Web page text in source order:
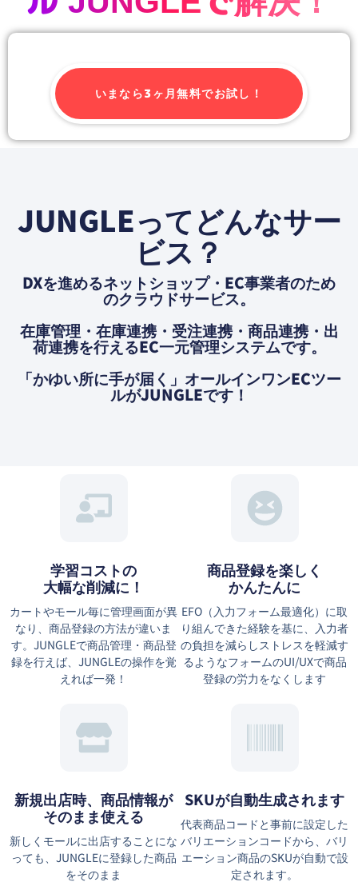
いまなら3ヶ月無料でお試し！
JUNGLEってどんなサー
ビス？
DXを進めるネットショップ・EC事業者のため
のクラウドサービス。
在庫管理・在庫連携・受注連携・商品連携・出
荷連携を⾏えるEC⼀元管理システムです。
「かゆい所に⼿が届く」オールインワンECツー
ルがJUNGLEです！
学習コストの
大幅な削減に！
カートやモール毎に管理画面が異
なり、商品登録の方法が違いま
す。JUNGLEで商品管理・商品登
録を行えば、JUNGLEの操作を覚
えれば一発！
商品登録を楽しく
かんたんに
EFO（⼊⼒フォーム最適化）に取
り組んできた経験を基に、⼊⼒者
の負担を減らしストレスを軽減す
るようなフォームのUI/UXで商品
登録の労力をなくします
新規出店時、商品情報が
そのまま使える
新しくモールに出店することにな
っても、JUNGLEに登録した商品
をそのまま
SKUが自動生成されます
代表商品コードと事前に設定した
バリエーションコードから、バリ
エーション商品のSKUが自動で設
定されます。